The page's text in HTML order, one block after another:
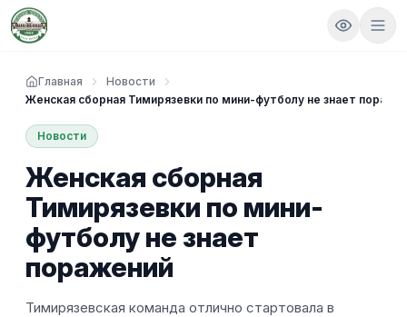
Главная
Новости
Женская сборная Тимирязевки по мини-футболу не знает
Новости
Женская сборная
Тимирязевки по мини-
футболу не знает
поражений
Тимирязевская команда отлично стартовала в